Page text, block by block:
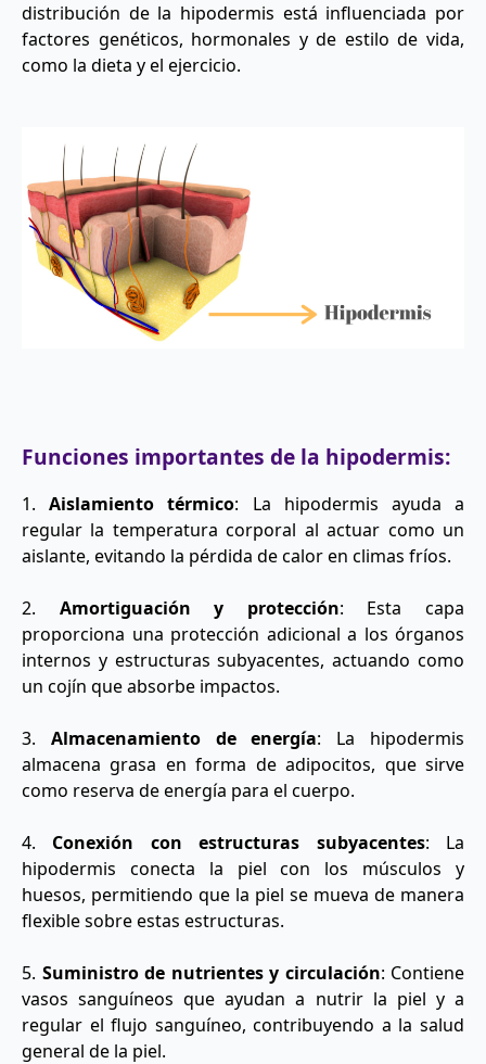
distribución de la hipodermis está influenciada por
factores genéticos, hormonales y de estilo de vida,
como la dieta y el ejercicio.
Funciones importantes de la hipodermis:
1.Aislamiento térmico: La hipodermis ayuda a
regular la temperatura corporal al actuar como un
aislante, evitando la pérdida de calor en climas fríos.
2. Amortiguación y protección: Esta capa
proporciona una protección adicional a los órganos
internos y estructuras subyacentes, actuando como
un cojín que absorbe impactos.
3. Almacenamiento de energía: La hipodermis
almacena grasa en forma de adipocitos, que sirve
como reserva de energía para el cuerpo.
4. Conexión con estructuras subyacentes: La
hipodermis conecta la piel con los músculos y
huesos, permitiendo que la piel se mueva de manera
flexible sobre estas estructuras.
5. Suministro de nutrientes y circulación: Contiene
vasos sanguíneos que ayudan a nutrir la piel y a
regular el flujo sanguíneo, contribuyendo a la salud
general de la piel.